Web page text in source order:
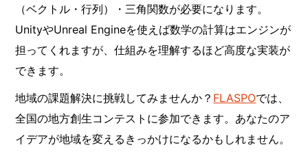
（ベクトル・行列）・三角関数が必要になります。
UnityやUnreal Engineを使えば数学の計算はエンジンが
担ってくれますが、仕組みを理解するほど高度な実装が
できます。
地域の課題解決に挑戦してみませんか？ FLASPOでは、
全国の地方創生コンテストに参加できます。あなたのア
イデアが地域を変えるきっかけになるかもしれません。